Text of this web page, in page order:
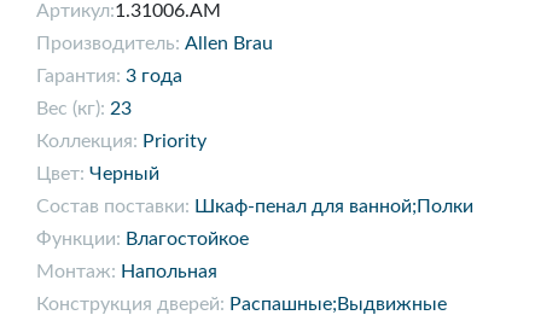
Артикул:1.31006.AM
Производитель: Allen Brau
Гарантия: 3 года
Вес (кг): 23
Коллекция: Priority
Цвет: Черный
Состав поставки: Шкаф-пенал для ванной;Полки
Функции: Влагостойкое
Монтаж: Напольная
Конструкция дверей: Распашные;Выдвижные